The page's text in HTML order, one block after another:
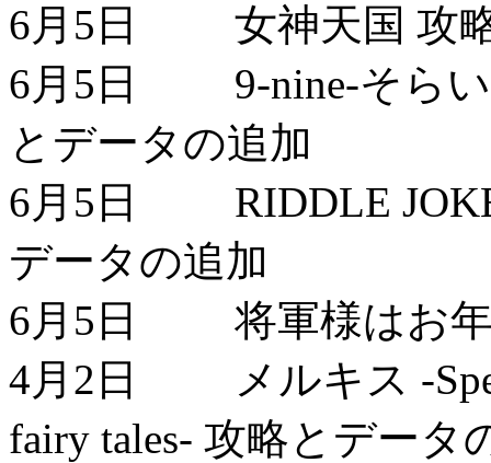
6月5日 女神天国 攻
6月5日 9-nine-そらい
とデータの追加
6月5日 RIDDLE
データの追加
6月5日 将軍様はお年
4月2日 メルキス -
fairy tales- 攻略とデータ